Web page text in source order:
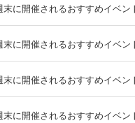
末に開催されるおすすめイベン
末に開催されるおすすめイベン
末に開催されるおすすめイベン
末に開催されるおすすめイベン